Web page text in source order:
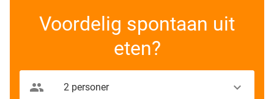
Voordelig spontaan uit
eten?